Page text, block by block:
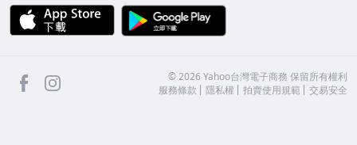
APP Store
facebook ©2026 Yahoo台灣電子商務 保留所有權利
服務條款
隱私權 拍賣使用規範 交易安全